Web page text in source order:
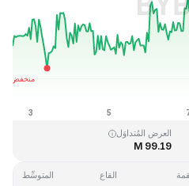
العرض المُتداوَل
99.19 M
القاع المتوسِّط